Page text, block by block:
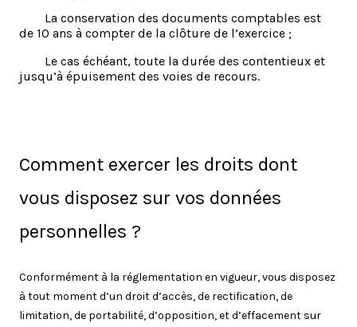
La conservation des documents comptables est
de 10 ans à compter de la clôture de l’exercice ;
Le cas échéant, toute la durée des contentieux et
jusqu’à épuisement des voies de recours.
Comment exercer les droits dont
vous disposez sur vos données
personnelles ?
Conformément à la réglementation en vigueur, vous disposez
à tout moment d’un droit d’accès, de rectification, de
limitation, de portabilité, d’opposition, et d’effacement sur